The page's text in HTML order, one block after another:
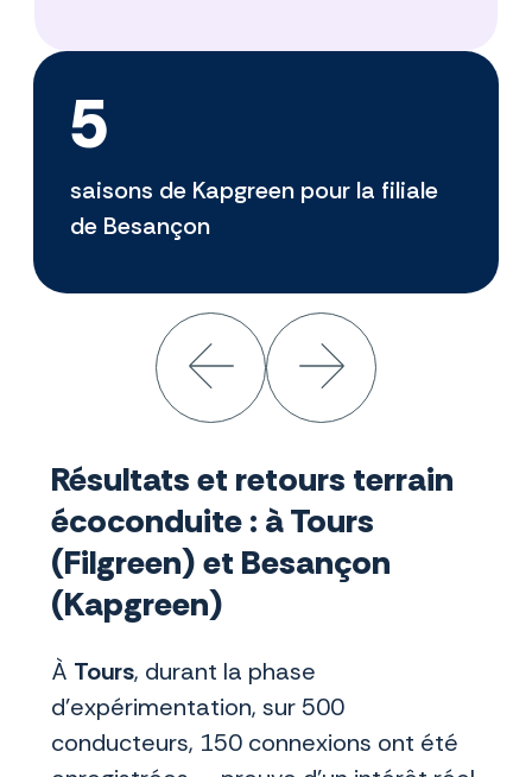
5
saisons de Kapgreen pour la filiale
de Besançon
Résultats et retours terrain
écoconduite : à Tours
(Filgreen) et Besançon
(Kapgreen)
À Tours, durant la phase
d’expérimentation, sur 500
conducteurs, 150 connexions ont été